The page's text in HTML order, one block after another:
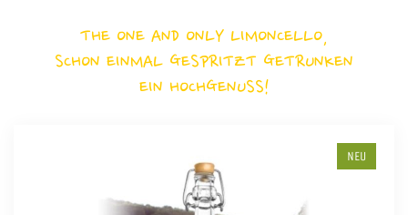
THE ONE AND ONLY LIMONCELLO,
SCHON EINMAL GESPRITZT GETRUNKEN
EIN HOCHGENUSS!
NEU